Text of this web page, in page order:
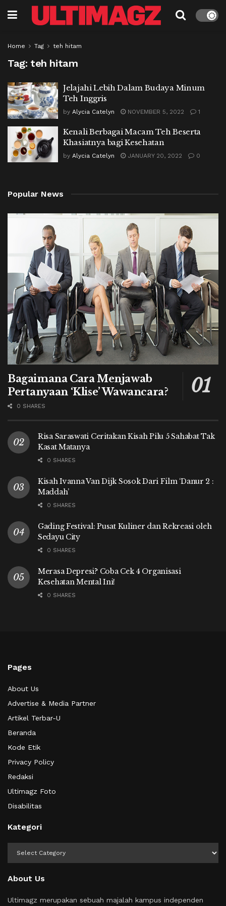
Home Tag teh hitam
Tag: teh hitam
Jelajahi Lebih Dalam Budaya Minum
Teh Inggris
by Alycia Catelyn NOVEMBER 5, 2022 1
Kenali Berbagai Macam Teh Beserta
Khasiatnya bagi Kesehatan
by Alycia Catelyn JANUARY 20, 2022 0
Popular News
Bagaimana Cara Menjawab
Pertanyaan ‘Klise’ Wawancara?
0 SHARES
Risa Saraswati Ceritakan Kisah Pilu 5 Sahabat Tak
Kasat Matanya
0 SHARES
Kisah Ivanna Van Dijk Sosok Dari Film ‘Danur 2 :
Maddah’
0 SHARES
Gading Festival: Pusat Kuliner dan Rekreasi oleh
Sedayu City
0 SHARES
Merasa Depresi? Coba Cek 4 Organisasi
Kesehatan Mental Ini!
0 SHARES
Pages
About Us
Advertise & Media Partner
Artikel Terbar-U
Beranda
Kode Etik
Privacy Policy
Redaksi
Ultimagz Foto
Disabilitas
Kategori
About Us
Ultimagz merupakan sebuah majalah kampus independen